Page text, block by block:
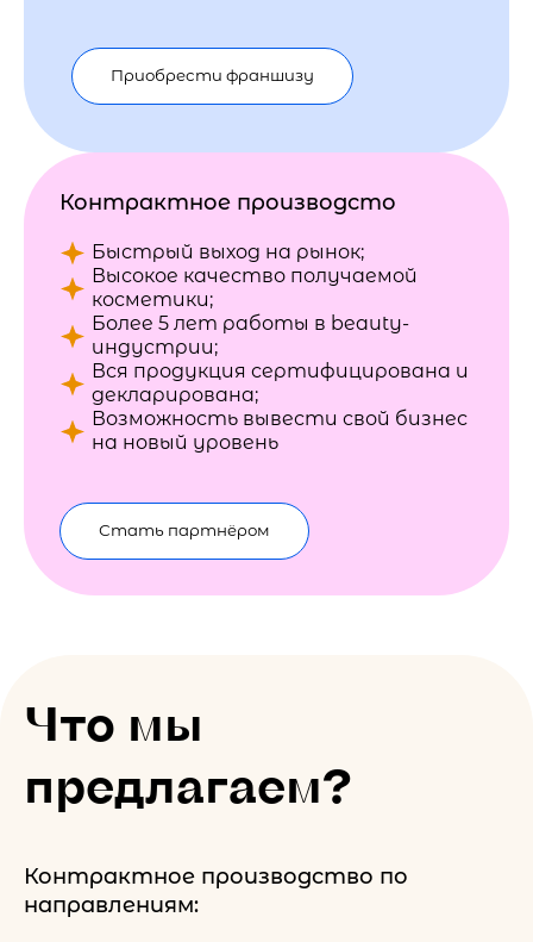
Приобрести франшизу
Контрактное производсто
Быстрый выход на рынок;
Высокое качество получаемой
косметики;
Более 5 лет работы в beauty-
индустрии;
Вся продукция сертифицирована и
декларирована;
Возможность вывести свой бизнес
на новый уровень
Стать партнёром
Что мы
предлагаем?
Контрактное производство по
направлениям: